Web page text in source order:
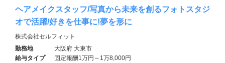
ヘアメイクスタッフ/写真から未来を創るフォトスタジ
オで活躍/好きを仕事に!夢を形に
株式会社セルフィット
勤務地
大阪府 大東市
給与タイプ
固定報酬1万円～1万8,000円